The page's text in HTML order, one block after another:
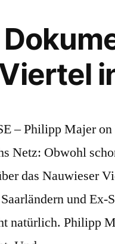
an
ESA-
Astronaut
Alexander
– Philipp Majer
Netz: Obwohl
das Nauwieser
und Ex-
natürlich. Philipp